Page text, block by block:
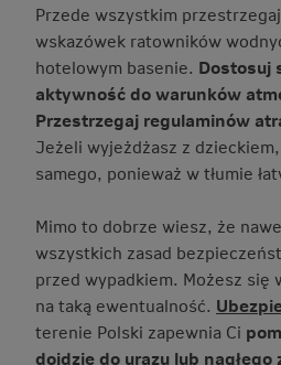
Przede wszystkim
wskazówek ratowników
hotelowym basenie. Dostosuj
aktywność do warunków
Przestrzegaj regulaminów
Jeżeli wyjeżdżasz z
samego, ponieważ w tłumie
Mimo to dobrze wiesz, że
wszystkich zasad
przed wypadkiem. Możesz się
na taką ewentualność.
terenie Polski zapewnia Ci
dojdzie do urazu lub nagłego